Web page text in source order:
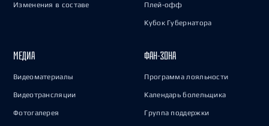
Изменения в составе Плей-офф
Кубок Губернатора
МЕДИА
Видеоматериалы
Видеотрансляции
Фотогалерея
ФАН-ЗОНА
Программа лояльности
Календарь болельщика
Группа поддержки